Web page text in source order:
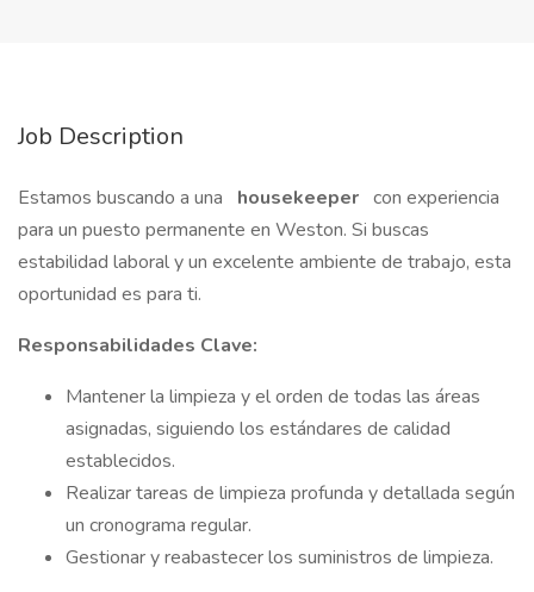
Job Description
Estamos buscando a una housekeeper con experiencia
para un puesto permanente en Weston. Si buscas
estabilidad laboral y un excelente ambiente de trabajo, esta
oportunidad es para ti.
Responsabilidades Clave:
Mantener la limpieza y el orden de todas las áreas
asignadas, siguiendo los estándares de calidad
establecidos.
Realizar tareas de limpieza profunda y detallada según
un cronograma regular.
Gestionar y reabastecer los suministros de limpieza.